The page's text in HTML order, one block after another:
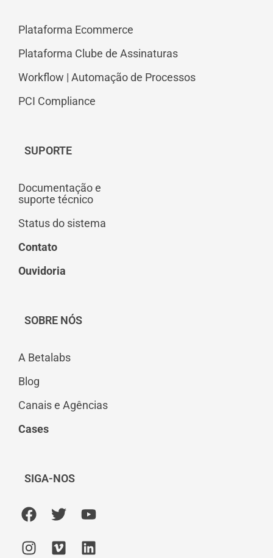
Plataforma Ecommerce
Plataforma Clube de Assinaturas
Workflow | Automação de Processos
PCI Compliance
SUPORTE
Documentação e
suporte técnico
Status do sistema
Contato
Ouvidoria
SOBRE NÓS
A Betalabs
Blog
Canais e Agências
Cases
SIGA-NOS